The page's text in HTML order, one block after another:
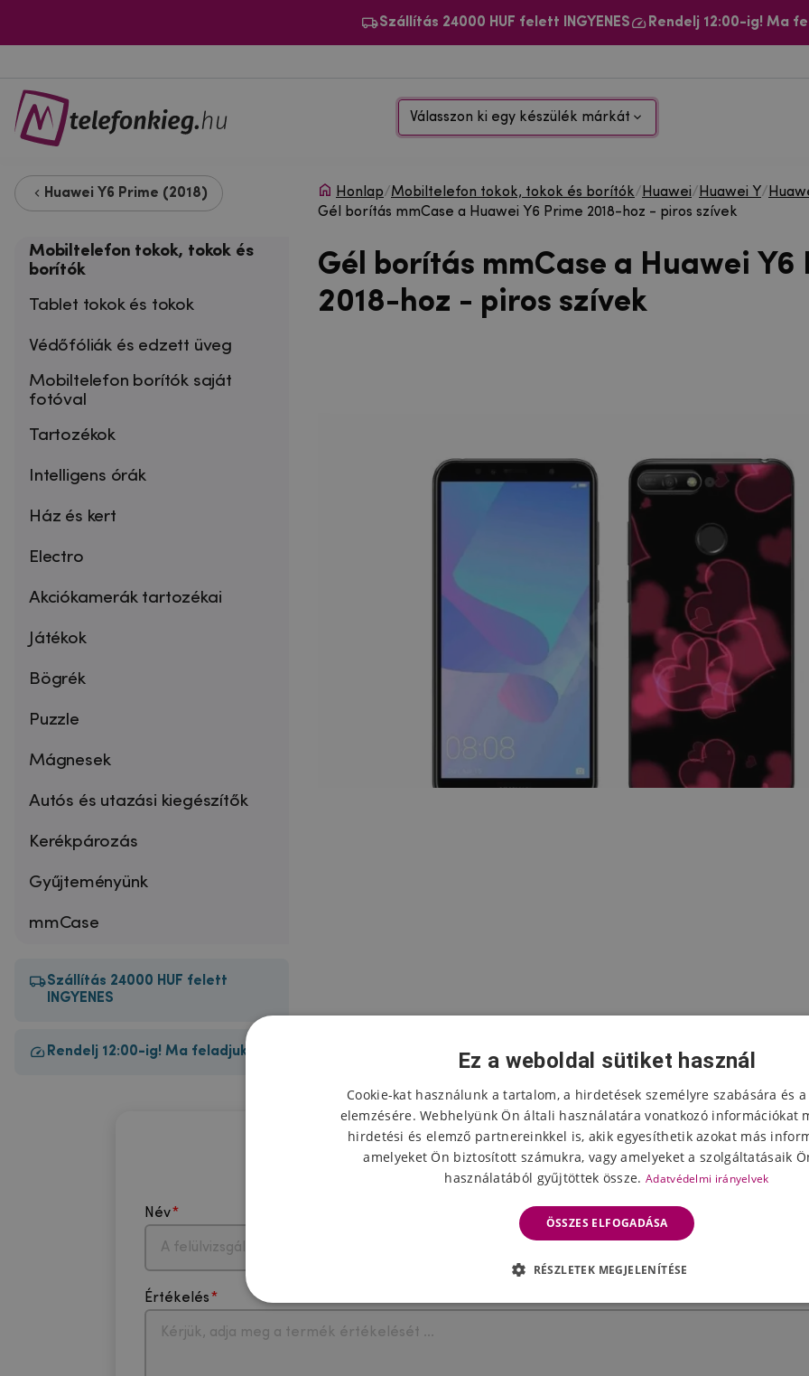
Szállítás 24000 HUF felett INGYENES Rendelj 12:00-ig! Ma
Válasszon ki egy készülék márkát
Huawei Y6 Prime (2018)
Mobiltelefon tokok, tokok és
borítók
Tablet tokok és tokok
Védőfóliák és edzett üveg
Mobiltelefon borítók saját
fotóval
Tartozékok
Intelligens órák
Ház és kert
Electro
Akciókamerák tartozékai
Játékok
Bögrék
Puzzle
Mágnesek
Autós és utazási kiegészítők
Kerékpározás
Gyűjteményünk
mmCase
Szállítás 24000 HUF felett
INGYENES
Rendelj 12:00-ig! Ma feladjuk!
Honlap/Mobiltelefon tokok, tokok és borítók/ Huawei/ Huawei Y/
Gél borítás mmCase a Huawei Y6 Prime 2018-hoz - piros szívek
Gél borítás mmCase a Huawei Y6
2018-hoz - piros szívek
A termék értékelése
Név Válassza ki a csillagok számát
Értékelés
Ez a weboldal sütiket használ
Cookie-kat használunk a tartalom, a hirdetések személyre szabására és
elemzésére. Webhelyünk Ön általi használatára vonatkozó információkat
hirdetési és elemző partnereinkkel is, akik egyesíthetik azokat más
amelyeket Ön biztosított számukra, vagy amelyeket a szolgáltatásaik
használatából gyűjtöttek össze. Adatvédelmi irányelvek
ÖSSZES ELFOGADÁSA
RÉSZLETEK MEGJELENÍTÉSE